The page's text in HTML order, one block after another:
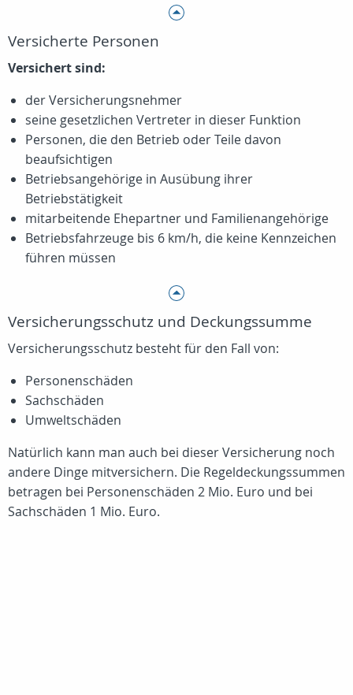
Versicherte Personen
Versichert sind:
der Versicherungsnehmer
seine gesetzlichen Vertreter in dieser Funktion
Personen, die den Betrieb oder Teile davon
beaufsichtigen
Betriebsangehörige in Ausübung ihrer
Betriebstätigkeit
mitarbeitende Ehepartner und Familienangehörige
Betriebsfahrzeuge bis 6 km/h, die keine Kennzeichen
führen müssen
Versicherungsschutz und Deckungssumme
Versicherungsschutz besteht für den Fall von:
Personenschäden
Sachschäden
Umweltschäden
Natürlich kann man auch bei dieser Versicherung noch
andere Dinge mitversichern. Die Regeldeckungssummen
betragen bei Personenschäden 2 Mio. Euro und bei
Sachschäden 1 Mio. Euro.